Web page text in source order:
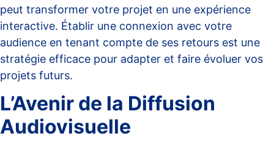
peut transformer votre projet en une expérience
interactive. Établir une connexion avec votre
audience en tenant compte de ses retours est une
stratégie efficace pour adapter et faire évoluer vos
projets futurs.
L’Avenir de la Diffusion
Audiovisuelle